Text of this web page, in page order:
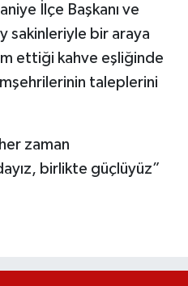
İlçe Başkanı ve
sakinleriyle bir araya
ettiği kahve eşliğinde
taleplerini
zaman
birlikte güçlüyüz”